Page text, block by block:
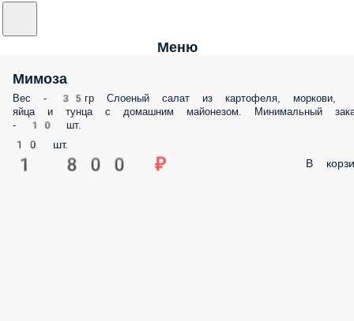
Меню
Мимоза
Вес - 35гр Слоеный салат из картофеля, моркови, яйца и тунца с
домашним майонезом. Минимальный заказ - 10 шт.
10 шт.
1 800 ₽